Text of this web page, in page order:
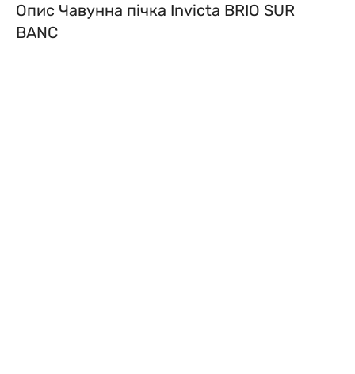
Опис Чавунна пічка Invicta BRIO SUR
BANC